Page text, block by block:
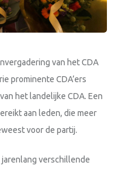
van het CDA
prominente CDA’ers
het landelijke CDA. Een
aan leden, die meer
voor de partij.
verschillende